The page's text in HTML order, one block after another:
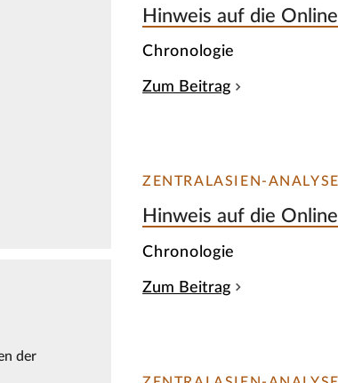
der
Hinweis auf die
Chronologie
Zum Beitrag
ZENTRALASIEN-
Hinweis auf die
Chronologie
Zum Beitrag